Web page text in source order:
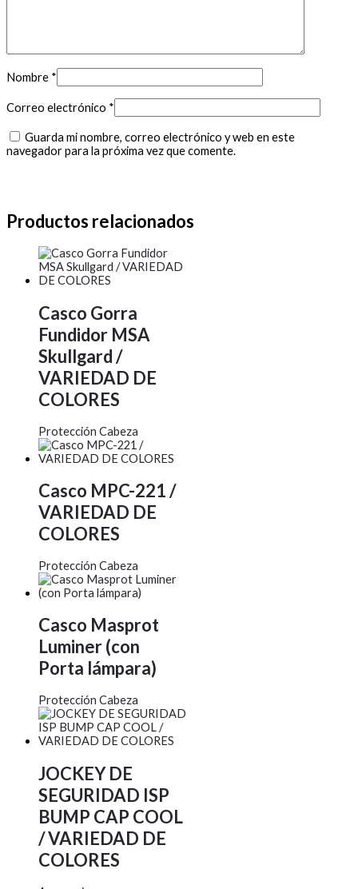
Nombre *
Correo electrónico *
Guarda mi nombre, correo electrónico y web en este
navegador para la próxima vez que comente.
Productos relacionados
Casco Gorra
Fundidor MSA
Skullgard /
VARIEDAD DE
COLORES
Protección Cabeza
Casco MPC-221 /
VARIEDAD DE
COLORES
Protección Cabeza
Casco Masprot
Luminer (con
Porta lámpara)
Protección Cabeza
JOCKEY DE
SEGURIDAD ISP
BUMP CAP COOL
/ VARIEDAD DE
COLORES